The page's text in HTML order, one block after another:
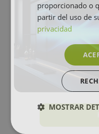
proporcionado o
partir del uso de
privacidad
MOSTRAR